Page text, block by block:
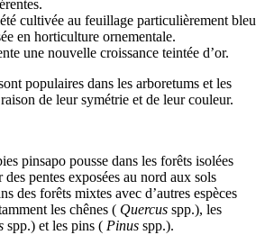
cultivée au feuillage particulièrement bleu
en horticulture ornementale.
une nouvelle croissance teintée d’or.
populaires dans les arboretums et les
de leur symétrie et de leur couleur.
pinsapo pousse dans les forêts isolées
pentes exposées au nord aux sols
des forêts mixtes avec d’autres espèces
les chênes ( Quercus spp.), les
spp.) et les pins ( Pinus spp.).